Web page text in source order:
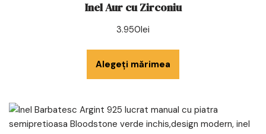
Inel Aur cu Zirconiu
3.950lei
Alegeți mărimea